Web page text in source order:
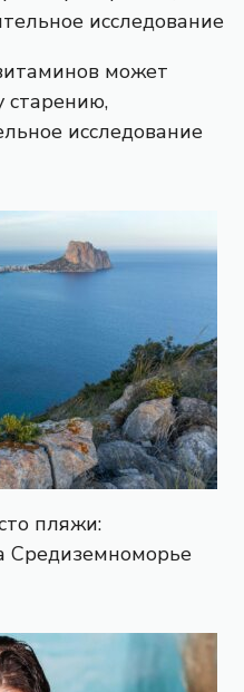
может
старению,
исследование
пляжи: